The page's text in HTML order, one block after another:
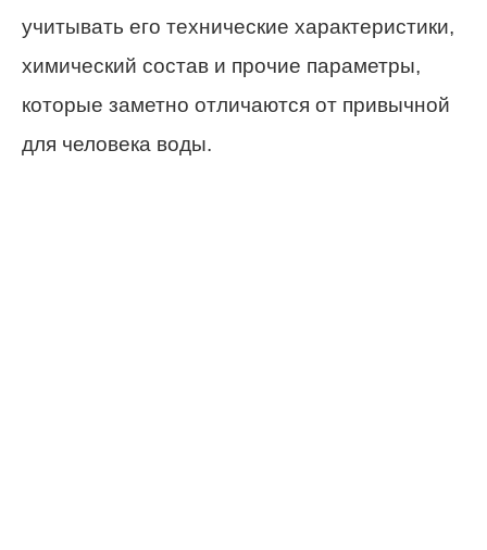
учитывать его технические характеристики,
химический состав и прочие параметры,
которые заметно отличаются от привычной
для человека воды.